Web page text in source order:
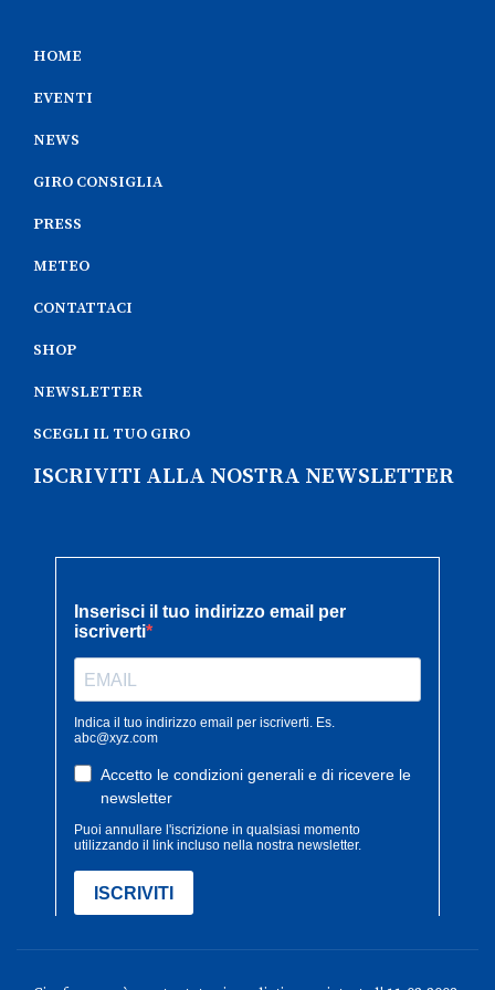
HOME
EVENTI
NEWS
GIRO CONSIGLIA
PRESS
METEO
CONTATTACI
SHOP
NEWSLETTER
SCEGLI IL TUO GIRO
ISCRIVITI ALLA NOSTRA NEWSLETTER